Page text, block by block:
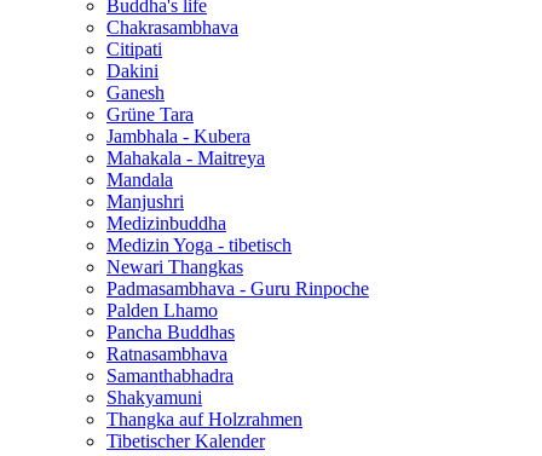
Buddha's life
Chakrasambhava
Citipati
Dakini
Ganesh
Grüne Tara
Jambhala - Kubera
Mahakala - Maitreya
Mandala
Manjushri
Medizinbuddha
Medizin Yoga - tibetisch
Newari Thangkas
Padmasambhava - Guru Rinpoche
Palden Lhamo
Pancha Buddhas
Ratnasambhava
Samanthabhadra
Shakyamuni
Thangka auf Holzrahmen
Tibetischer Kalender